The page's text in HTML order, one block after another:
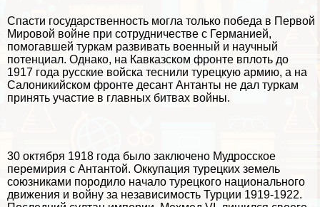
Спасти государственность могла только победа в Первой
Мировой войне при сотрудничестве с Германией,
помогавшей туркам развивать военный и научный
потенциал. Однако, на Кавказском фронте вплоть до
1917 года русские войска теснили турецкую армию, а на
Салоникийском фронте десант Антанты не дал туркам
принять участие в главных битвах войны.
30 октября 1918 года было заключено Мудросское
перемирия с Антантой. Оккупация турецких земель
союзниками породило начало турецкого национального
движения и войну за независимость Турции 1919-1922.